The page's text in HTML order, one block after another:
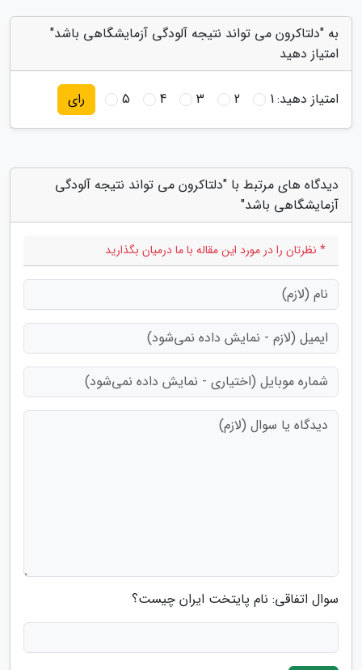
به "دلتاکرون می تواند نتیجه آلودگی آزمایشگاهی باشد"
امتیاز دهید
امتیاز دهید:1
2
3
4
5 رای
دیدگاه های مرتبط با "دلتاکرون می تواند نتیجه آلودگی
آزمایشگاهی باشد"
* نظرتان را در مورد این مقاله با ما درمیان بگذارید
سوال اتفاقی: نام پایتخت ایران چیست؟